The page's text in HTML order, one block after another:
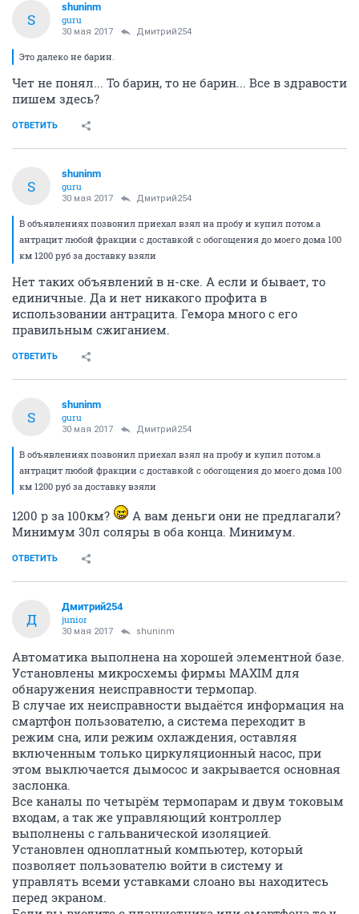
S
shuninm
guru
30 мая 2017 Дмитрий254
Это далеко не барин.
Чет не понял... То барин, то не барин... Все в здравости
пишем здесь?
ОТВЕТИТЬ
S
shuninm
guru
30 мая 2017 Дмитрий254
В объявлениях позвонил приехал взял на пробу и купил потом.а
антрацит любой фракции с доставкой с обогощения до моего дома 100
км 1200 руб за доставку взяли
Нет таких объявлений в н-ске. А если и бывает, то
единичные. Да и нет никакого профита в
использовании антрацита. Гемора много с его
правильным сжиганием.
ОТВЕТИТЬ
S
shuninm
guru
30 мая 2017 Дмитрий254
В объявлениях позвонил приехал взял на пробу и купил потом.а
антрацит любой фракции с доставкой с обогощения до моего дома 100
км 1200 руб за доставку взяли
1200 р за 100км?
А вам деньги они не предлагали?
Минимум 30л соляры в оба конца. Минимум.
ОТВЕТИТЬ
Д
Дмитрий254
junior
30 мая 2017 shuninm
Автоматика выполнена на хорошей элементной базе.
Установлены микросхемы фирмы MAXIM для
обнаружения неисправности термопар.
В случае их неисправности выдаётся информация на
смартфон пользователю, а система переходит в
режим сна, или режим охлаждения, оставляя
включенным только циркуляционный насос, при
этом выключается дымосос и закрывается основная
заслонка.
Все каналы по четырём термопарам и двум токовым
входам, а так же управляющий контроллер
выполнены с гальванической изоляцией.
Установлен одноплатный компьютер, который
позволяет пользователю войти в систему и
управлять всеми уставками слоано вы находитесь
перед экраном.